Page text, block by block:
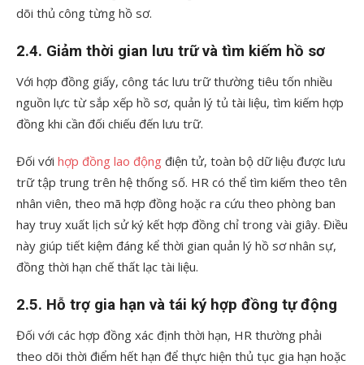
dõi thủ công từng hồ sơ.
2.4. Giảm thời gian lưu trữ và tìm kiếm hồ sơ
Với hợp đồng giấy, công tác lưu trữ thường tiêu tốn nhiều
nguồn lực từ sắp xếp hồ sơ, quản lý tủ tài liệu, tìm kiếm hợp
đồng khi cần đối chiếu đến lưu trữ.
Đối với hợp đồng lao động điện tử, toàn bộ dữ liệu được lưu
trữ tập trung trên hệ thống số. HR có thể tìm kiếm theo tên
nhân viên, theo mã hợp đồng hoặc ra cứu theo phòng ban
hay truy xuất lịch sử ký kết hợp đồng chỉ trong vài giây. Điều
này giúp tiết kiệm đáng kể thời gian quản lý hồ sơ nhân sự,
đồng thời hạn chế thất lạc tài liệu.
2.5. Hỗ trợ gia hạn và tái ký hợp đồng tự động
Đối với các hợp đồng xác định thời hạn, HR thường phải
theo dõi thời điểm hết hạn để thực hiện thủ tục gia hạn hoặc